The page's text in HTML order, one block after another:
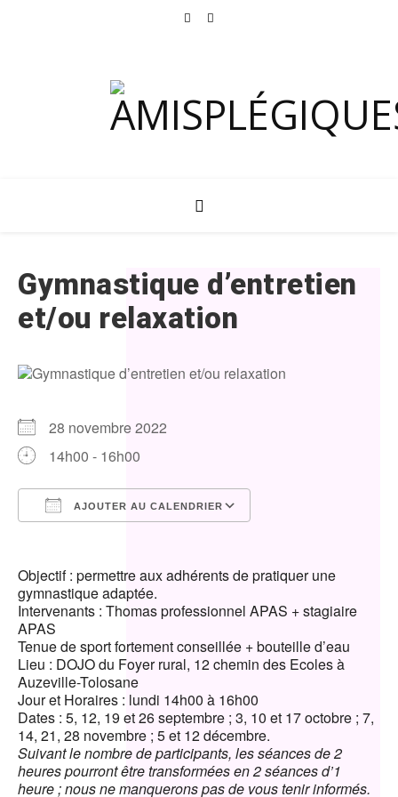
Gymnastique d’entretien
et/ou relaxation
28 novembre 2022
14h00 - 16h00
AJOUTER AU CALENDRIER
Objectif : permettre aux adhérents de pratiquer une
gymnastique adaptée.
Intervenants : Thomas professionnel APAS + stagiaire
APAS
Tenue de sport fortement conseillée + bouteille d’eau
Lieu : DOJO du Foyer rural, 12 chemin des Ecoles à
Auzeville-Tolosane
Jour et Horaires : lundi 14h00 à 16h00
Dates : 5, 12, 19 et 26 septembre ; 3, 10 et 17 octobre ; 7,
14, 21, 28 novembre ; 5 et 12 décembre.
Suivant le nombre de participants, les séances de 2
heures pourront être transformées en 2 séances d’1
heure ; nous ne manquerons pas de vous tenir informés.